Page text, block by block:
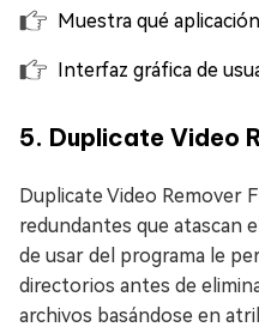
Muestra qué
Interfaz gráfica de
5. Duplicate Video
Duplicate Video Remover
redundantes que atascan
de usar del programa le
directorios antes de
archivos basándose en